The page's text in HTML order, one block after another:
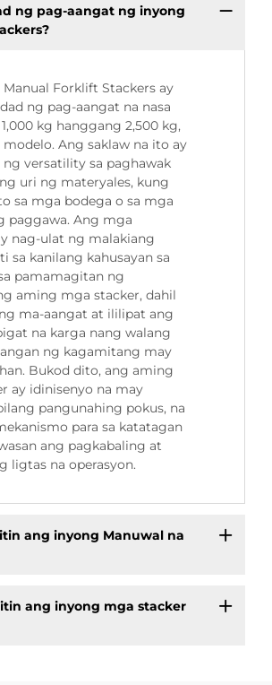
ng pag-aangat ng inyong
Forklift Stackers ay
ng pag-aangat na nasa
kg hanggang 2,500 kg,
modelo. Ang saklaw na ito ay
versatility sa paghawak
uri ng materyales, kung
sa mga bodega o sa mga
paggawa. Ang mga
nag-ulat ng malakiang
sa kanilang kahusayan sa
pamamagitan ng
aming mga stacker, dahil
ma-aangat at ililipat ang
na karga nang walang
ng kagamitang may
Bukod dito, ang aming
ay idinisenyo na may
pangunahing pokus, na
para sa katatagan
ang pagkabaling at
ligtas na operasyon.
ang inyong Manuwal na
ang inyong mga stacker